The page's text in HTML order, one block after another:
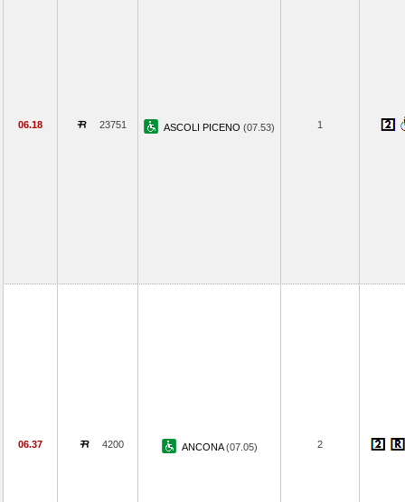
06.18 23751 ASCOLI PICENO (07.53) 1
06.37 4200 ANCONA(07.05) 2